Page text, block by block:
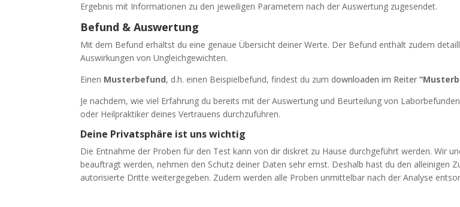
Ergebnis mit Informationen zu den jeweiligen Parametern nach der Auswertung zugesendet.
Befund & Auswertung
Mit dem Befund erhältst du eine genaue Übersicht deiner Werte. Der Befund enthält zudem
Auswirkungen von Ungleichgewichten.
Einen Musterbefund, d.h. einen Beispielbefund, findest du zum downloaden im Reiter“
Je nachdem, wie viel Erfahrung du bereits mit der Auswertung und Beurteilung von
oder Heilpraktiker deines Vertrauens durchzuführen.
Deine Privatsphäre ist uns wichtig
Die Entnahme der Proben für den Test kann von dir diskret zu Hause durchgeführt werden. Wir
beauftragt werden, nehmen den Schutz deiner Daten sehr ernst. Deshalb hast du den alleinigen
autorisierte Dritte weitergegeben. Zudem werden alle Proben unmittelbar nach der Analyse